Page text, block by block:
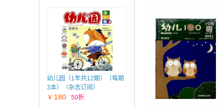
幼儿园（1年共12期）（每期
3本）（杂志订阅）
￥ 180 50折